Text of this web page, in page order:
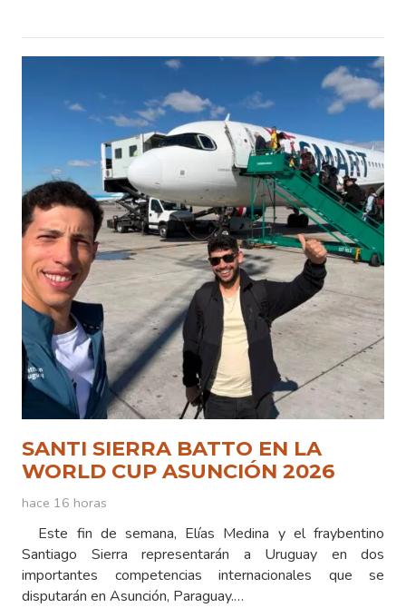
SANTI SIERRA BATTO EN LA
WORLD CUP ASUNCIÓN 2026
hace 16 horas
Este fin de semana, Elías Medina y el fraybentino
Santiago Sierra representarán a Uruguay en dos
importantes competencias internacionales que se
disputarán en Asunción, Paraguay.…